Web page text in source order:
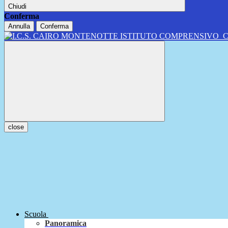
Chiudi
Conferma
Annulla Conferma
ISTITUTO COMPRENSIVO
close
Scuola
Panoramica